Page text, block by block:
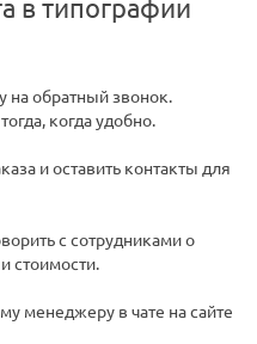
в типографии
на обратный звонок.
когда удобно.
и оставить контакты для
с сотрудниками о
стоимости.
менеджеру в чате на сайте